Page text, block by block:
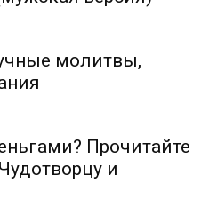
молитвы,
Прочитайте
и